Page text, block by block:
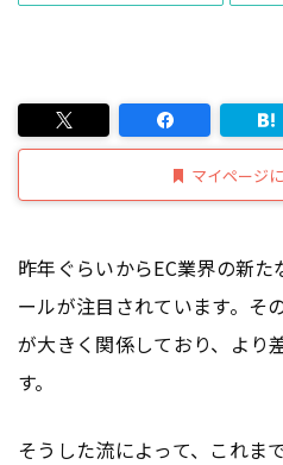
マイページ
昨年ぐらいからEC業界の新
ールが注目されています。そ
が大きく関係しており、より
す。
そうした流によって、これま